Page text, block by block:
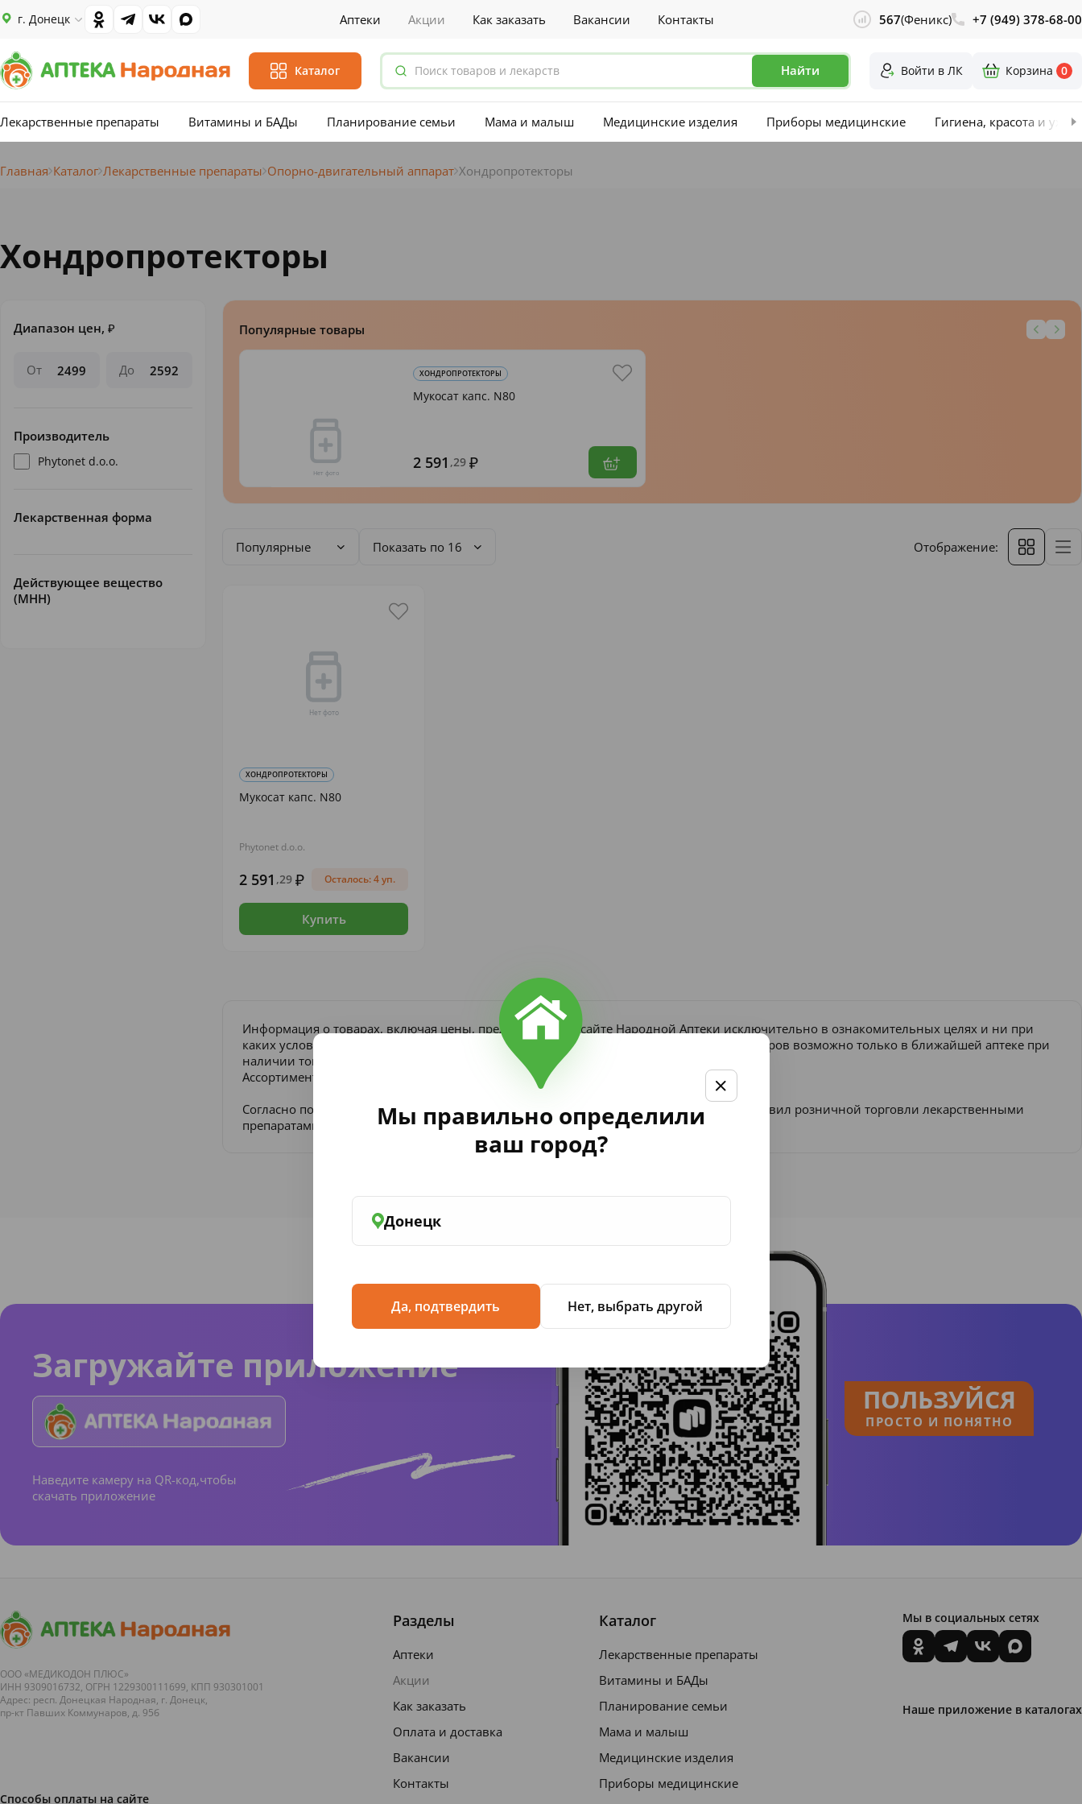
г. Донецк Аптеки Акции Как заказать Вакансии Контакты 567(Феникс) +7 (949) 378-68-00
Каталог Найти Войти в ЛК Корзина 0
Лекарственные препараты Витамины и БАДы Планирование семьи Мама и малыш Медицинские изделия Приборы медицинские Гигиена, красота и уход
Мы правильно определили
ваш город?
Донецк
Да, подтвердить Нет, выбрать другой
Главная Каталог Лекарственные препараты Опорно-двигательный аппарат Хондропротекторы
Хондропротекторы
Диапазон цен, ₽
От До
Производитель
Phytonet d.o.o.
Лекарственная форма
Действующее вещество
(МНН)
Популярные товары
ХОНДРОПРОТЕКТОРЫ
Мукосат капс. N80
2 591 ,29
Популярные Показать по 16 Отображение:
ХОНДРОПРОТЕКТОРЫ
Мукосат капс. N80
Phytonet d.o.o.
2 591 ,29 Осталось: 4 уп.
Купить
Информация о товарах, включая цены, представлена на сайте Народной Аптеки исключительно в ознакомительных целях и ни при
каких условиях не является публичной офертой согласно ст. 437 ГК РФ. Получение товаров возможно только в ближайшей аптеке при
наличии товара и предъявлении рецепта, если он требуется по закону.
Ассортимент товаров, участвующих в акциях и скидках, ограничен и может изменяться.
Согласно постановлению Правительства РФ от 16 мая 2020 №697 «Об утверждении Правил розничной торговли лекарственными
препаратами в Российской Федерации».
Загружайте приложение
Наведите камеру на QR-код,чтобы
скачать приложение
ПОЛЬЗУЙСЯ
ПРОСТО И ПОНЯТНО
ООО «МЕДИКОДОН ПЛЮС»
ИНН 9309016732, ОГРН 1229300111699, КПП 930301001
Адрес: респ. Донецкая Народная, г. Донецк,
пр-кт Павших Коммунаров, д. 95б
Способы оплаты на сайте
Разделы
Аптеки
Акции
Как заказать
Оплата и доставка
Вакансии
Контакты
Каталог
Лекарственные препараты
Витамины и БАДы
Планирование семьи
Мама и малыш
Медицинские изделия
Приборы медицинские
Мы в социальных сетях
Наше приложение в каталогах